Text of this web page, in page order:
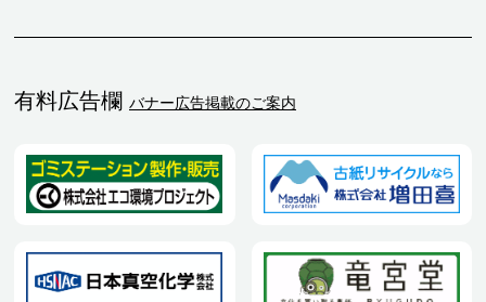
有料広告欄 バナー広告掲載のご案内